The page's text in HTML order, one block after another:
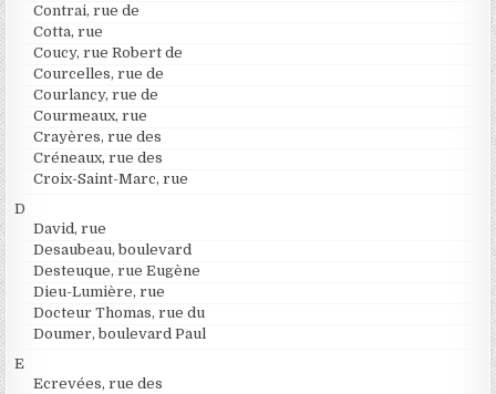
Contrai, rue de
Cotta, rue
Coucy, rue Robert de
Courcelles, rue de
Courlancy, rue de
Courmeaux, rue
Crayères, rue des
Créneaux, rue des
Croix-Saint-Marc, rue
D
David, rue
Desaubeau, boulevard
Desteuque, rue Eugène
Dieu-Lumière, rue
Docteur Thomas, rue du
Doumer, boulevard Paul
E
Ecrevées, rue des